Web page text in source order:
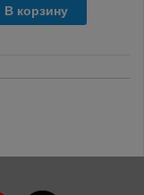
В корзину